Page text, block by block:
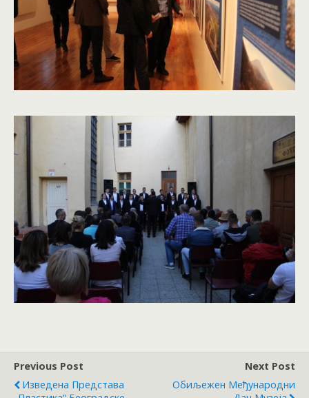
Previous Post
Изведена Представа
Next Post
Обиљежен Међународни